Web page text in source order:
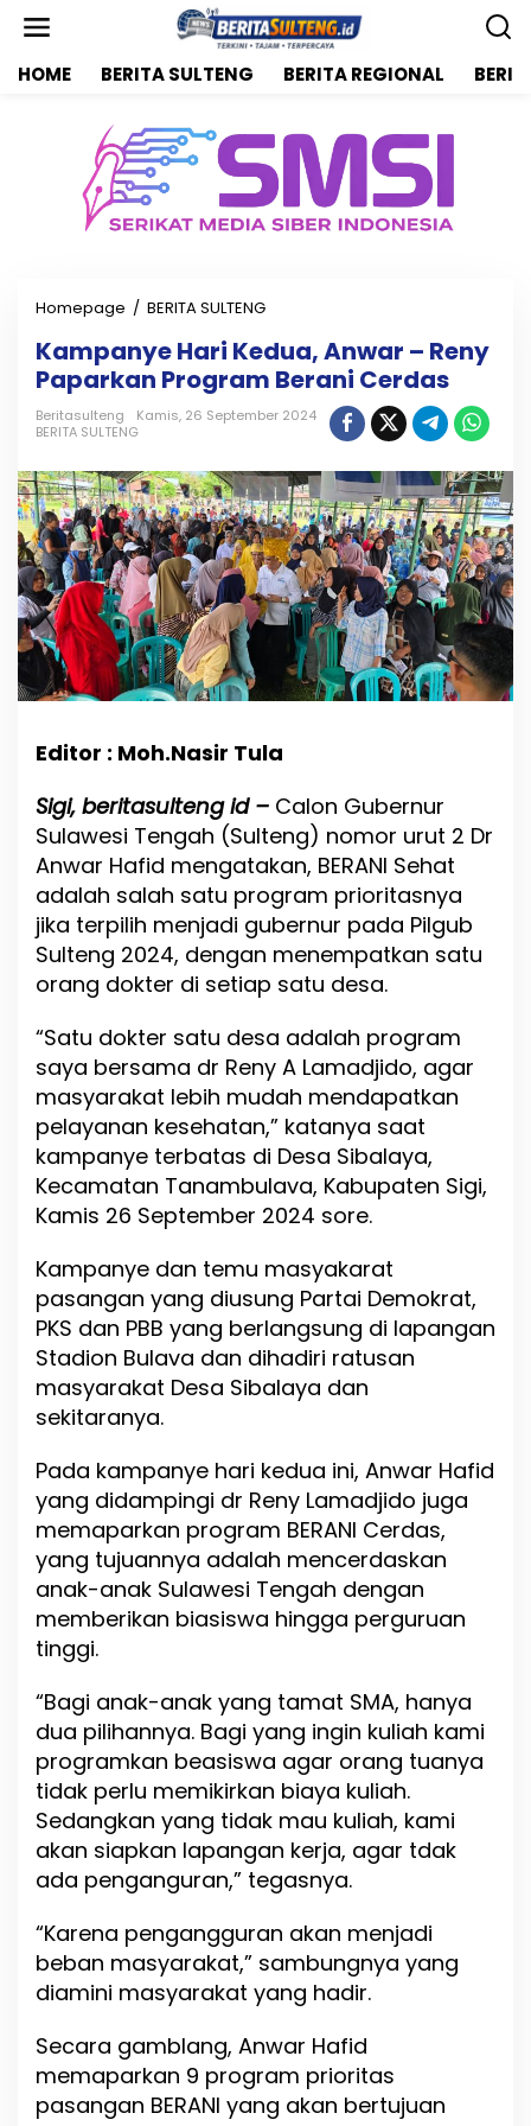
HOME BERITA SULTENG BERITA REGIONAL
Homepage / BERITA SULTENG
m
p
n
e
H
a
r
i
K
e
d
w
r
-
R
e
n
y
P
a
p
r
k
a
n
P
r
o
g
r
B
e
r
a
n
i
d
a
s
Kampanye Hari Kedua, Anwar – Reny
Paparkan Program Berani Cerdas
Beritasulteng
Kamis, 26 September 2024
BERITA SULTENG
Editor : Moh.Nasir Tula
Sigi, beritasulteng id – Calon Gubernur
Sulawesi Tengah (Sulteng) nomor urut 2 Dr
Anwar Hafid mengatakan, BERANI Sehat
adalah salah satu program prioritasnya
jika terpilih menjadi gubernur pada Pilgub
Sulteng 2024, dengan menempatkan satu
orang dokter di setiap satu desa.
“Satu dokter satu desa adalah program
saya bersama dr Reny A Lamadjido, agar
masyarakat lebih mudah mendapatkan
pelayanan kesehatan,” katanya saat
kampanye terbatas di Desa Sibalaya,
Kecamatan Tanambulava, Kabupaten Sigi,
Kamis 26 September 2024 sore.
Kampanye dan temu masyakarat
pasangan yang diusung Partai Demokrat,
PKS dan PBB yang berlangsung di lapangan
Stadion Bulava dan dihadiri ratusan
masyarakat Desa Sibalaya dan
sekitaranya.
Pada kampanye hari kedua ini, Anwar Hafid
yang didampingi dr Reny Lamadjido juga
memaparkan program BERANI Cerdas,
yang tujuannya adalah mencerdaskan
anak-anak Sulawesi Tengah dengan
memberikan biasiswa hingga perguruan
tinggi.
“Bagi anak-anak yang tamat SMA, hanya
dua pilihannya. Bagi yang ingin kuliah kami
programkan beasiswa agar orang tuanya
tidak perlu memikirkan biaya kuliah.
Sedangkan yang tidak mau kuliah, kami
akan siapkan lapangan kerja, agar tdak
ada penganguran,” tegasnya.
“Karena pengangguran akan menjadi
beban masyarakat,” sambungnya yang
diamini masyarakat yang hadir.
Secara gamblang, Anwar Hafid
memaparkan 9 program prioritas
pasangan BERANI yang akan bertujuan